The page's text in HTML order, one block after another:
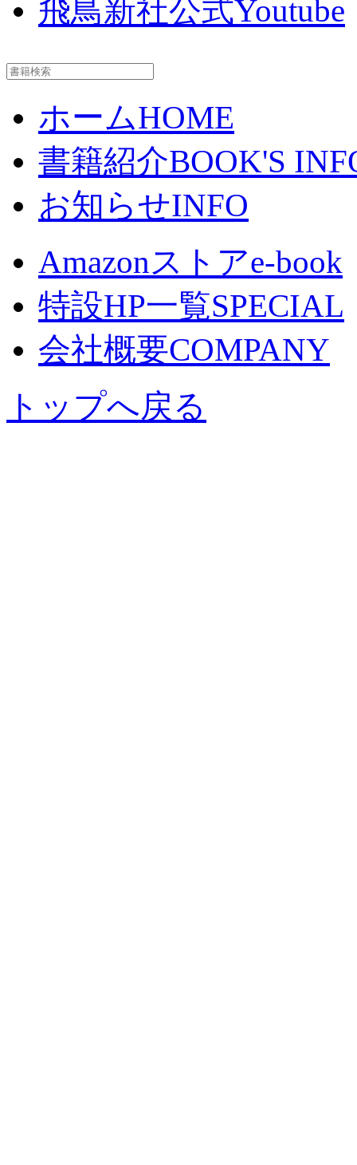
飛鳥新社公式Youtube
ホームHOME
書籍紹介BOOK'S
お知らせINFO
Amazonストアe-book
特設HP一覧SPECIAL
会社概要COMPANY
トップへ戻る